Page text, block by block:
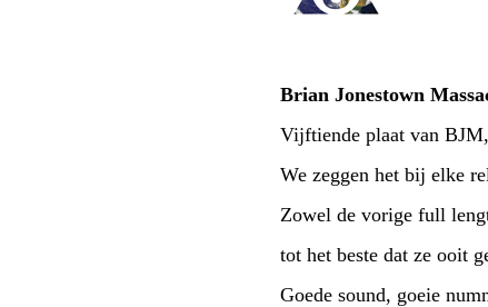
Brian Jonestown
Vijftiende plaat van
We zeggen het bij elke
Zowel de vorige full
tot het beste dat ze ooit
Goede sound, goeie